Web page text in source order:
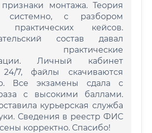
монтажа. Теория
системно, с разбором
практических кейсов.
состав давал
практические
Личный кабинет
24/7, файлы скачиваются
Все экзамены сдала с
с высокими баллами.
курьерская служба
Сведения в реестр ФИС
корректно. Спасибо!